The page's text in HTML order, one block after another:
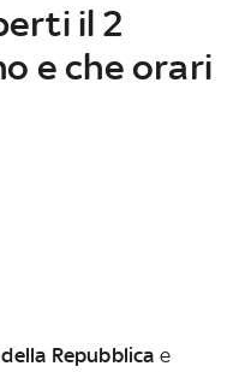
il 2
e che orari
Repubblica e